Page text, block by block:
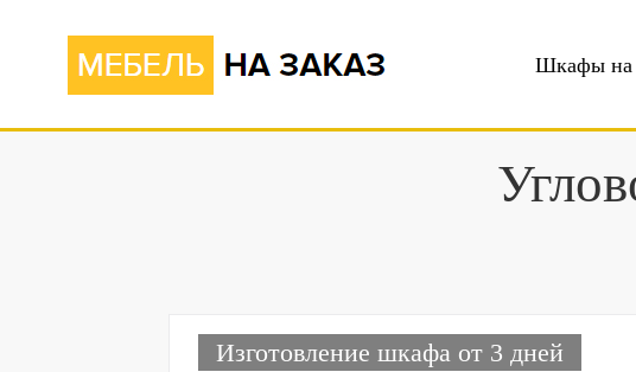
Шкафы на
Изготовление шкафа от 3 дней